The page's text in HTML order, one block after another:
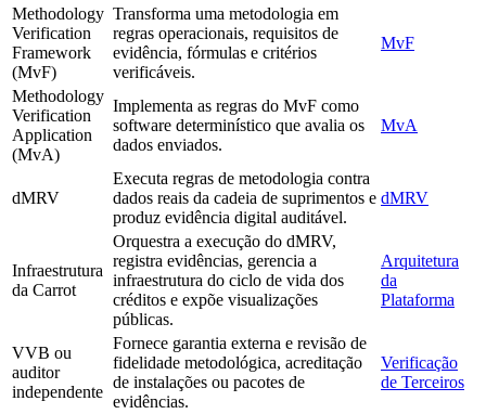
Methodology
Verification
Framework
(MvF)
Transforma uma metodologia em
regras operacionais, requisitos de
evidência, fórmulas e critérios
verificáveis.
MvF
Methodology
Verification
Application
(MvA)
Implementa as regras do MvF como
software determinístico que avalia os
dados enviados.
MvA
dMRV
Executa regras de metodologia contra
dados reais da cadeia de suprimentos e
produz evidência digital auditável.
dMRV
Infraestrutura
da Carrot
Orquestra a execução do dMRV,
registra evidências, gerencia a
infraestrutura do ciclo de vida dos
créditos e expõe visualizações
públicas.
Arquitetura
da
Plataforma
VVB ou
auditor
independente
Fornece garantia externa e revisão de
fidelidade metodológica, acreditação
de instalações ou pacotes de
evidências.
Verificação
de Terceiros